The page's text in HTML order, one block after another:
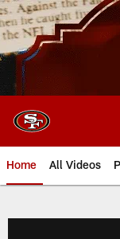
Skip
to
main
content
Home All Videos